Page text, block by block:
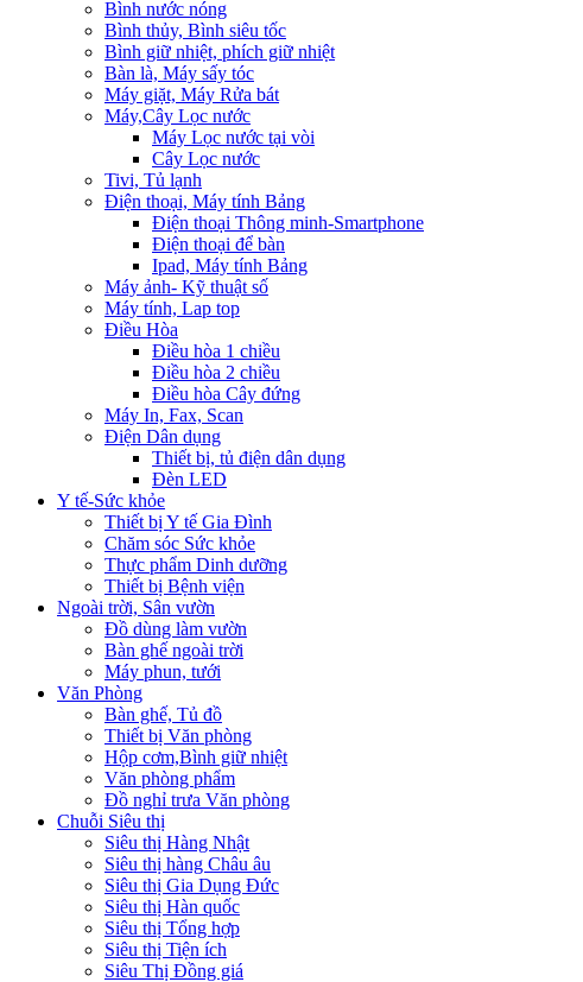
Bình nước nóng
Bình thủy, Bình siêu tốc
Bình giữ nhiệt, phích giữ nhiệt
Bàn là, Máy sấy tóc
Máy giặt, Máy Rửa bát
Máy,Cây Lọc nước
Máy Lọc nước tại vòi
Cây Lọc nước
Tivi, Tủ lạnh
Điện thoại, Máy tính Bảng
Điện thoại Thông minh-Smartphone
Điện thoại để bàn
Ipad, Máy tính Bảng
Máy ảnh- Kỹ thuật số
Máy tính, Lap top
Điều Hòa
Điều hòa 1 chiều
Điều hòa 2 chiều
Điều hòa Cây đứng
Máy In, Fax, Scan
Điện Dân dụng
Thiết bị, tủ điện dân dụng
Đèn LED
Y tế-Sức khỏe
Thiết bị Y tế Gia Đình
Chăm sóc Sức khỏe
Thực phẩm Dinh dưỡng
Thiết bị Bệnh viện
Ngoài trời, Sân vườn
Đồ dùng làm vườn
Bàn ghế ngoài trời
Máy phun, tưới
Văn Phòng
Bàn ghế, Tủ đồ
Thiết bị Văn phòng
Hộp cơm,Bình giữ nhiệt
Văn phòng phẩm
Đồ nghỉ trưa Văn phòng
Chuỗi Siêu thị
Siêu thị Hàng Nhật
Siêu thị hàng Châu âu
Siêu thị Gia Dụng Đức
Siêu thị Hàn quốc
Siêu thị Tổng hợp
Siêu thị Tiện ích
Siêu Thị Đồng giá